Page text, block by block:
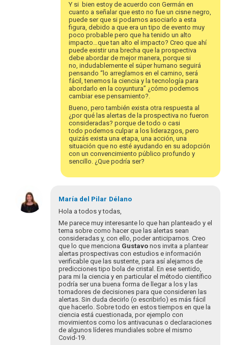
Y si bien estoy de acuerdo con Germán en
cuanto a señalar que esto no fue un cisne negro,
puede ser que si podamos asociarlo a esta
figura, debido a que era un tipo de evento muy
poco probable pero que ha tenido un alto
impacto…que tan alto el impacto? Creo que ahí
puede existir una brecha que la prospectiva
debe abordar de mejor manera, porque si
no, indudablemente el súper humano seguirá
pensando “lo arreglamos en el camino, será
fácil, tenemos la ciencia y la tecnología para
abordarlo en la coyuntura” ¿cómo podemos
cambiar ese pensamiento?.
Bueno, pero también exista otra respuesta al
¿por qué las alertas de la prospectiva no fueron
consideradas? porque de todo o casi
todo podemos culpar a los liderazgos, pero
quizás exista una etapa, una acción, una
situación que no esté ayudando en su adopción
con un convencimiento público profundo y
sencillo. ¿Que podría ser?
María del Pilar Délano
Hola a todos y todas,
Me parece muy interesante lo que han planteado y el
tema sobre como hacer que las alertas sean
consideradas y, con ello, poder anticiparnos. Creo
que lo que menciona Gustavonos invita a plantear
alertas prospectivas con estudios e información
verificable que las sustente, para así alejarnos de
predicciones tipo bola de cristal. En ese sentido,
para mi la ciencia y en particular el método científico
podría ser una buena forma de llegar a los y las
tomadores de decisiones para que consideren las
alertas. Sin duda decirlo (o escribirlo) es más fácil
que hacerlo. Sobre todo en estos tiempos en que la
ciencia está cuestionada, por ejemplo con
movimientos como los antivacunas o declaraciones
de algunos líderes mundiales sobre el mismo
Covid-19.